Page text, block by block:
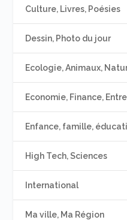
Culture, Livres, Poésies
Dessin, Photo du jour
Ecologie, Animaux,
Economie, Finance,
Enfance, famille,
High Tech, Sciences
International
Ma ville, Ma Région